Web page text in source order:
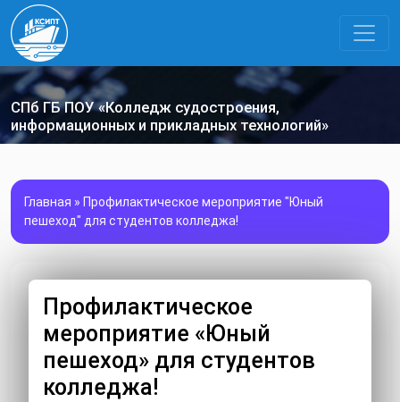
СПб ГБ ПОУ «Колледж судостроения,
информационных и прикладных технологий»
Главная » Профилактическое мероприятие "Юный
пешеход" для студентов колледжа!
Профилактическое
мероприятие «Юный
пешеход» для студентов
колледжа!